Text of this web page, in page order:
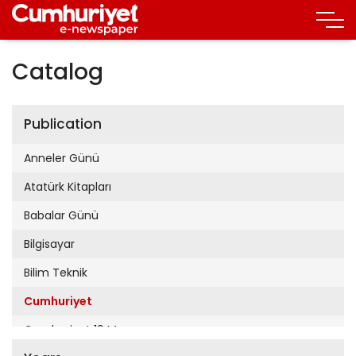
Catalog
Publication
Anneler Günü
Atatürk Kitapları
Babalar Günü
Bilgisayar
Bilim Teknik
Cumhuriyet
Cumhuriyet 19 Mayıs